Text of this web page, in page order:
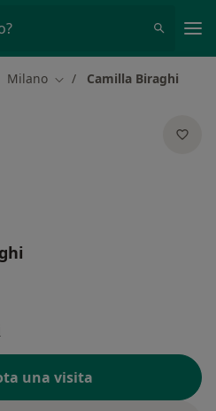
Milano Cambia città
Camilla Biraghi
una visita